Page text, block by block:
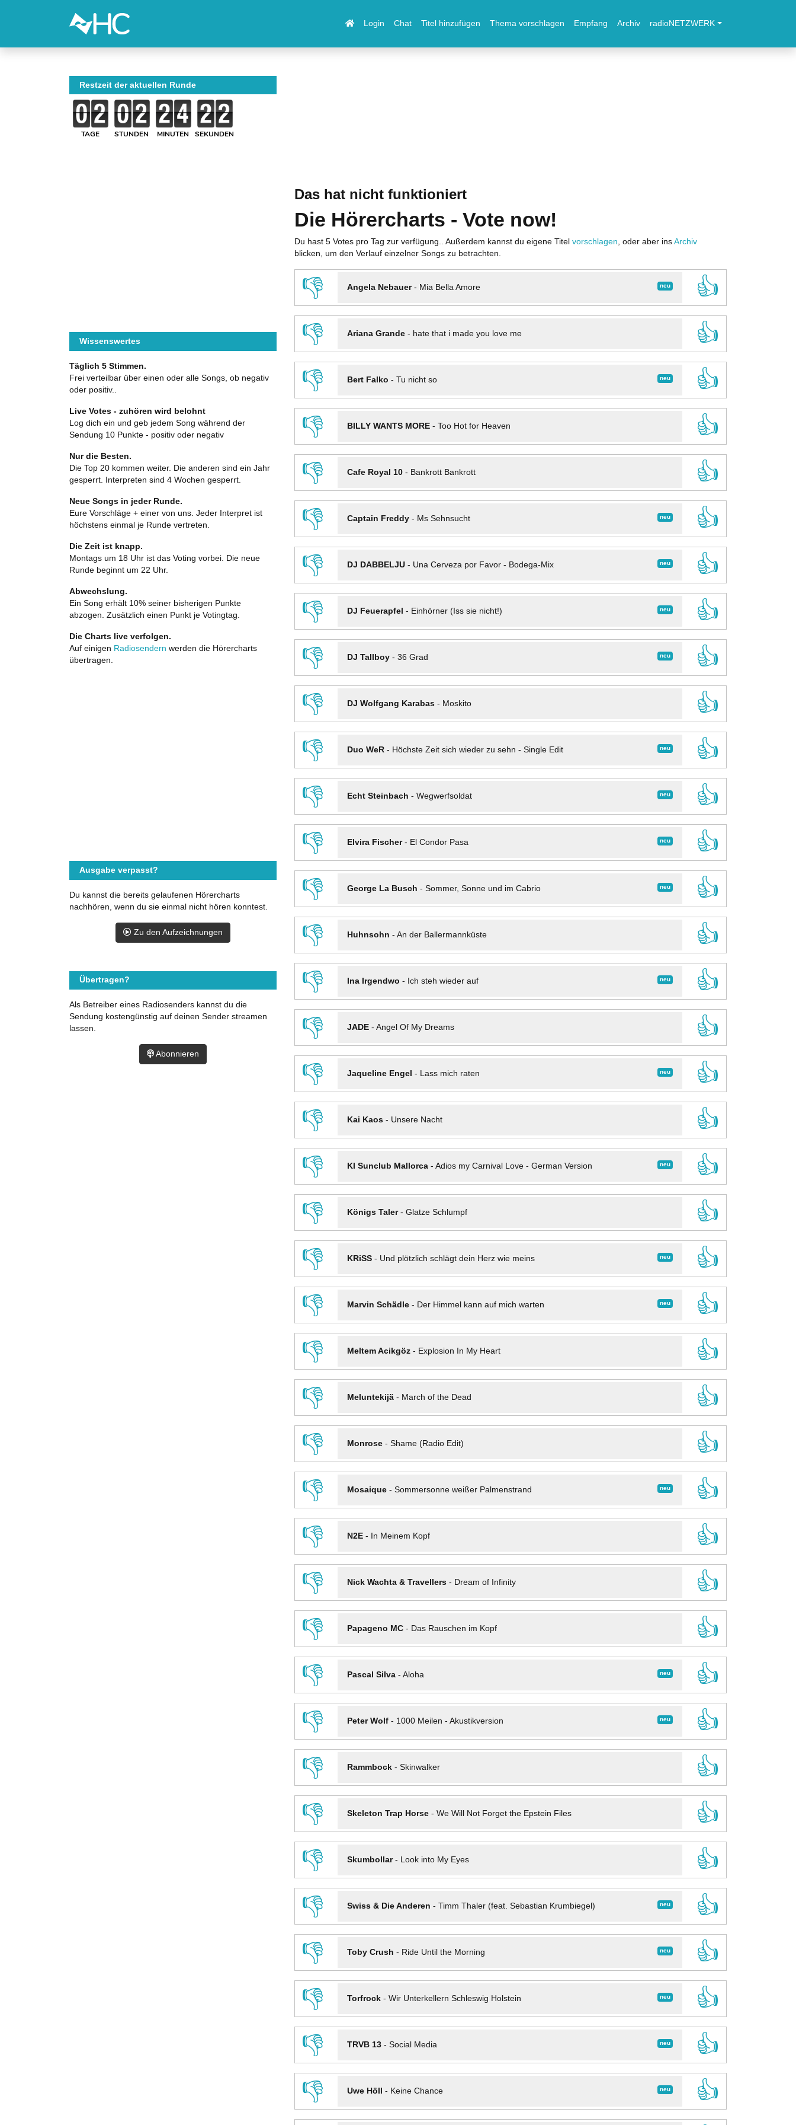
Login Chat Titel hinzufügen Thema vorschlagen Empfang Archiv radioNETZWERK
Das hat nicht funktioniert
Die Hörercharts - Vote now!
Du hast 5 Votes pro Tag zur verfügung.. Außerdem kannst du eigene Titel vorschlagen , oder aber ins Archiv
blicken, um den Verlauf einzelner Songs zu betrachten.
👎 neu
Angela Nebauer- Mia Bella Amore
👍
👎
Ariana Grande- hate that i made you love me
👍
👎
neu
Bert Falko - Tu nicht so
👍
👎
BILLY WANTS MORE- Too Hot for Heaven
👍
👎
Cafe Royal 10- Bankrott Bankrott
👍
👎
neu
Captain Freddy- Ms Sehnsucht
👍
👎
neu
DJ DABBELJU- Una Cerveza por Favor - Bodega-Mix
👍
👎
neu
DJ Feuerapfel - Einhörner (Iss sie nicht!)
👍
👎
neu
DJ Tallboy- 36 Grad
👍
👎
DJ Wolfgang Karabas- Moskito
👍
👎
neu
Duo WeR- Höchste Zeit sich wieder zu sehn - Single Edit
👍
👎
neu
Echt Steinbach - Wegwerfsoldat
👍
👎
neu
Elvira Fischer- El Condor Pasa
👍
👎
neu
George La Busch - Sommer, Sonne und im Cabrio
👍
👎
Huhnsohn - An der Ballermannküste
👍
👎
neu
Ina Irgendwo - Ich steh wieder auf
👍
👎
JADE- Angel Of My Dreams
👍
👎
neu
Jaqueline Engel - Lass mich raten
👍
👎
Kai Kaos- Unsere Nacht
👍
👎
neu
KI Sunclub Mallorca- Adios my Carnival Love - German Version
👍
👎
Königs Taler- Glatze Schlumpf
👍
👎
neu
KRiSS- Und plötzlich schlägt dein Herz wie meins
👍
👎
neu
Marvin Schädle- Der Himmel kann auf mich warten
👍
👎
Meltem Acikgöz- Explosion In My Heart
👍
👎
Meluntekijä- March of the Dead
👍
👎
Monrose- Shame (Radio Edit)
👍
👎
neu
Mosaique- Sommersonne weißer Palmenstrand
👍
👎
N2E- In Meinem Kopf
👍
👎
Nick Wachta & Travellers- Dream of Infinity
👍
👎
Papageno MC- Das Rauschen im Kopf
👍
👎
neu
Pascal Silva- Aloha
👍
👎
neu
Peter Wolf- 1000 Meilen - Akustikversion
👍
👎
Rammbock- Skinwalker
👍
👎
Skeleton Trap Horse- We Will Not Forget the Epstein Files
👍
👎
Skumbollar- Look into My Eyes
👍
👎
neu
Swiss & Die Anderen - Timm Thaler (feat. Sebastian Krumbiegel)
👍
👎
neu
Toby Crush - Ride Until the Morning
👍
👎
neu
Torfrock- Wir Unterkellern Schleswig Holstein
👍
👎
neu
TRVB 13- Social Media
👍
👎
neu
Uwe Höll - Keine Chance
👍
Restzeit der aktuellen Runde
TAGE STUNDEN MINUTEN SEKUNDEN
Wissenswertes
Täglich 5 Stimmen.
Frei verteilbar über einen oder alle Songs, ob negativ
oder positiv..
Live Votes - zuhören wird belohnt
Log dich ein und geb jedem Song während der
Sendung 10 Punkte - positiv oder negativ
Nur die Besten.
Die Top 20 kommen weiter. Die anderen sind ein Jahr
gesperrt. Interpreten sind 4 Wochen gesperrt.
Neue Songs in jeder Runde.
Eure Vorschläge + einer von uns. Jeder Interpret ist
höchstens einmal je Runde vertreten.
Die Zeit ist knapp.
Montags um 18 Uhr ist das Voting vorbei. Die neue
Runde beginnt um 22 Uhr.
Abwechslung.
Ein Song erhält 10% seiner bisherigen Punkte
abzogen. Zusätzlich einen Punkt je Votingtag.
Die Charts live verfolgen.
Auf einigen Radiosendern werden die Hörercharts
übertragen.
Ausgabe verpasst?
Du kannst die bereits gelaufenen Hörercharts
nachhören, wenn du sie einmal nicht hören konntest.
Zu den Aufzeichnungen
Übertragen?
Als Betreiber eines Radiosenders kannst du die
Sendung kostengünstig auf deinen Sender streamen
lassen.
Abonnieren